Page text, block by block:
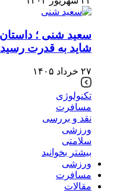
سعید شنی ؛
شاید به قدرت رسید
۲۷ خرداد ۱۴۰۵
تکنولوژی
مسافرت
نقد و بررسی
ورزشی
سلامتی
بیشتر بخوانید
ورزشی
مسافرت
مقالات